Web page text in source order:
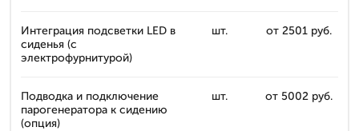
Интеграция подсветки LED в
сиденья (с
электрофурнитурой)
шт. от 2501 руб.
Подводка и подключение
парогенератора к сидению
(опция)
шт. от 5002 руб.